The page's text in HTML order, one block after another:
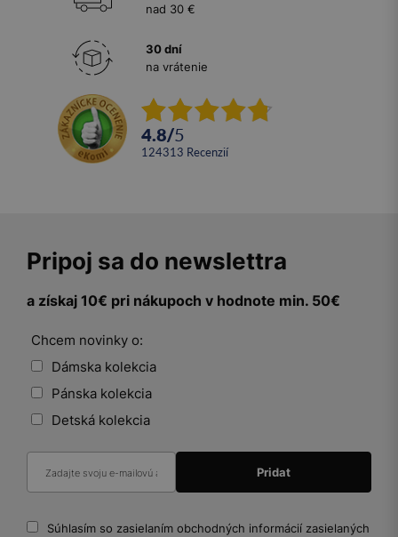
nad 30 €
30 dní
na vrátenie
4.8/5
124313 recenzií
Pripoj sa do newslettra
a získaj 10€ pri nákupoch v hodnote min. 50€
Chcem novinky o:
Dámska kolekcia
Pánska kolekcia
Detská kolekcia
Súhlasím so zasielaním obchodných informácií zasielaných